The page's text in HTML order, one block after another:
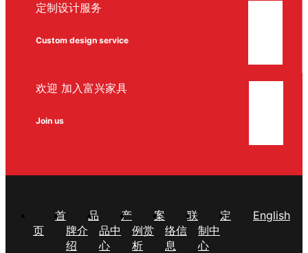
定制设计服务
Custom design service
欢迎 加入富兴家具
Join us
首
页
品
牌介
绍
产
品中
心
案
例赏
析
联
络信
息
定
制中
心
English